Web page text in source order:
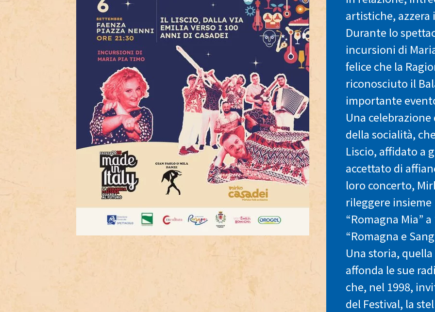
artistiche, azzera
Durante lo
incursioni di
felice che la
riconosciuto il
importante
Una
della socialità,
Liscio, affidato a
accettato di
loro concerto,
rileggere
“Romagna Mia” a
“Romagna e
Una storia,
affonda le sue
che, nel 1998,
del Festival, la